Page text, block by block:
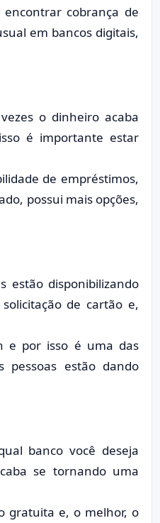
cobrança de
em bancos digitais,
o dinheiro acaba
é importante estar
de empréstimos,
possui mais opções,
estão disponibilizando
de cartão e,
e por isso é uma das
pessoas estão dando
banco você deseja
se tornando uma
gratuita e, o melhor, o